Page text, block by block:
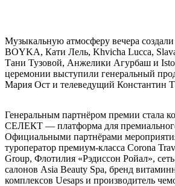
Музыкальную атмосферу вечера
BOYKA, Кати Лель, Khvicha Lucca,
Тани Тузовой, Анжелики Агурбаш и
церемонии выступили генеральный
Мария Ост и телеведущий Константин
Генеральным партнёром премии стала
СЕЛЕКТ — платформа для
Официальными партнёрами
туроператор премиум-класса Corona
Group, Флотилия «Рэдиссон Ройал»,
салонов Asia Beauty Spa, бренд
комплексов Uesaps и производитель